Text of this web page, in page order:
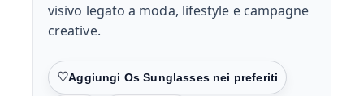
visivo legato a moda, lifestyle e campagne
creative.
Preferiti